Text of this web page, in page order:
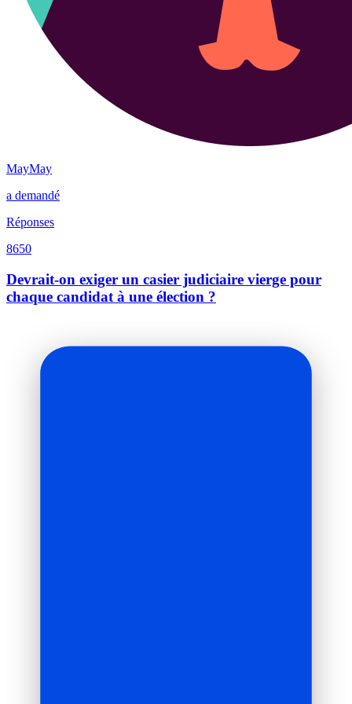
MayMay
a demandé
Réponses
8650
Devrait-on exiger un casier judiciaire vierge pour
chaque candidat à une élection ?